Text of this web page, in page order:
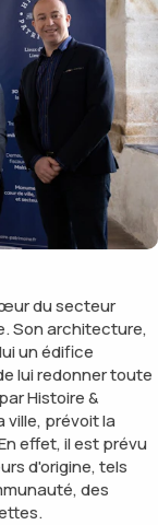
du secteur
Son architecture,
un édifice
lui redonner toute
Histoire &
ville, prévoit la
effet, il est prévu
d'origine, tels
des